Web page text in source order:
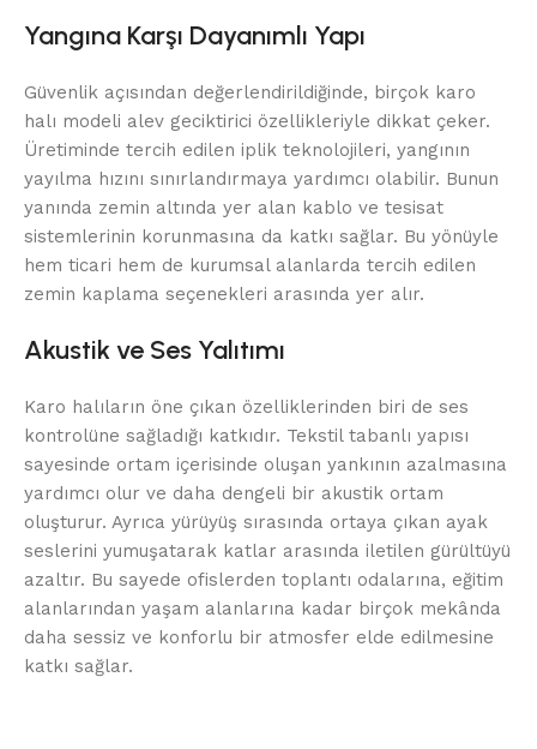
Yangına Karşı Dayanımlı Yapı
Güvenlik açısından değerlendirildiğinde, birçok karo
halı modeli alev geciktirici özellikleriyle dikkat çeker.
Üretiminde tercih edilen iplik teknolojileri, yangının
yayılma hızını sınırlandırmaya yardımcı olabilir. Bunun
yanında zemin altında yer alan kablo ve tesisat
sistemlerinin korunmasına da katkı sağlar. Bu yönüyle
hem ticari hem de kurumsal alanlarda tercih edilen
zemin kaplama seçenekleri arasında yer alır.
Akustik ve Ses Yalıtımı
Karo halıların öne çıkan özelliklerinden biri de ses
kontrolüne sağladığı katkıdır. Tekstil tabanlı yapısı
sayesinde ortam içerisinde oluşan yankının azalmasına
yardımcı olur ve daha dengeli bir akustik ortam
oluşturur. Ayrıca yürüyüş sırasında ortaya çıkan ayak
seslerini yumuşatarak katlar arasında iletilen gürültüyü
azaltır. Bu sayede ofislerden toplantı odalarına, eğitim
alanlarından yaşam alanlarına kadar birçok mekânda
daha sessiz ve konforlu bir atmosfer elde edilmesine
katkı sağlar.